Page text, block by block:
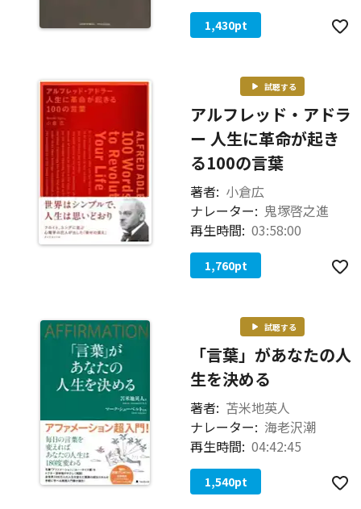
1,430pt
試聴する
アルフレッド・アドラ
ー 人生に革命が起き
る100の言葉
著者: 小倉広
ナレーター: 鬼塚啓之進
再生時間: 03:58:00
1,760pt
試聴する
「言葉」があなたの人
生を決める
著者: 苫米地英人
ナレーター: 海老沢潮
再生時間: 04:42:45
1,540pt